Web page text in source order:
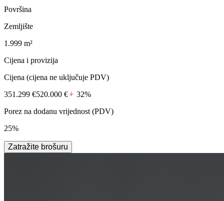
Površina
Zemljište
1.999 m²
Cijena i provizija
Cijena (cijena ne uključuje PDV)
351.299 €520.000 €
32%
Porez na dodanu vrijednost (PDV)
25%
Zatražite brošuru